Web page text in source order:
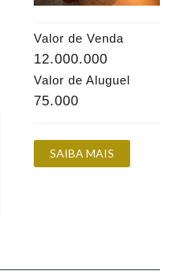
Valor de Venda
12.000.000
Valor de Aluguel
75.000
SAIBA MAIS